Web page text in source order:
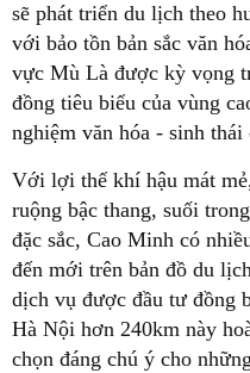
sẽ phát triển du lịch theo
với bảo tồn bản sắc văn
vực Mù Là được kỳ vọng
đồng tiêu biểu của vùng
nghiệm văn hóa - sinh
Với lợi thế khí hậu mát
ruộng bậc thang, suối
đặc sắc, Cao Minh có
đến mới trên bản đồ du
dịch vụ được đầu tư đồng
Hà Nội hơn 240km này
chọn đáng chú ý cho